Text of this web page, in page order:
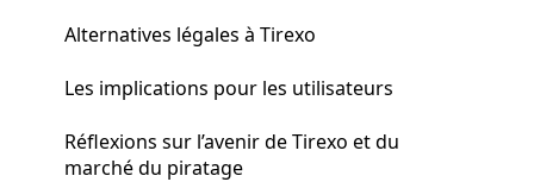
Alternatives légales à Tirexo
Les implications pour les utilisateurs
Réflexions sur l’avenir de Tirexo et du
marché du piratage